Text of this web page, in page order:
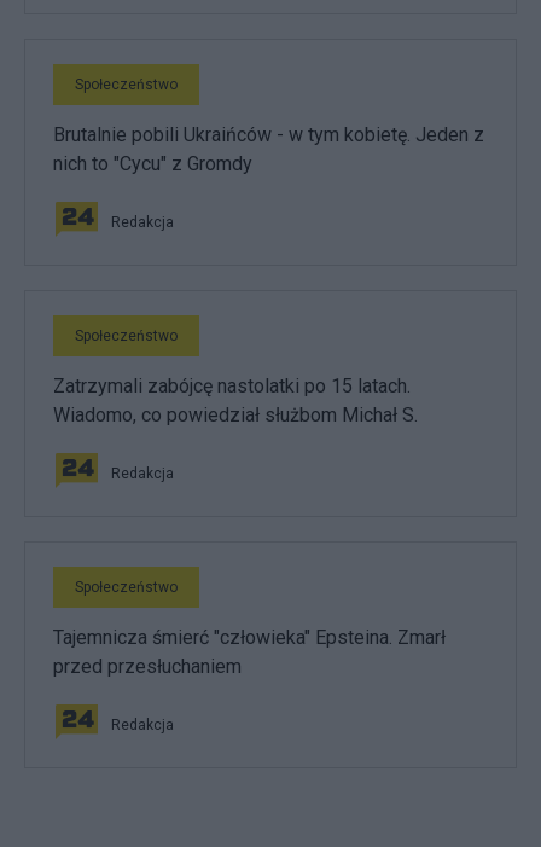
Społeczeństwo
Brutalnie pobili Ukraińców - w tym kobietę. Jeden z
nich to "Cycu" z Gromdy
Redakcja
Społeczeństwo
Zatrzymali zabójcę nastolatki po 15 latach.
Wiadomo, co powiedział służbom Michał S.
Redakcja
Społeczeństwo
Tajemnicza śmierć "człowieka" Epsteina. Zmarł
przed przesłuchaniem
Redakcja